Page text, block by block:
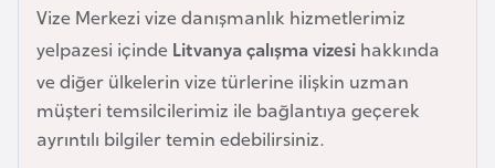
Vize Merkezi vize danışmanlık hizmetlerimiz
yelpazesi içinde Litvanya çalışma vizesi hakkında
ve diğer ülkelerin vize türlerine ilişkin uzman
müşteri temsilcilerimiz ile bağlantıya geçerek
ayrıntılı bilgiler temin edebilirsiniz.
B
o
s
n